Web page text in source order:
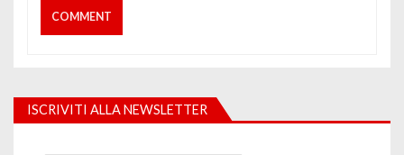
ISCRIVITI ALLA NEWSLETTER